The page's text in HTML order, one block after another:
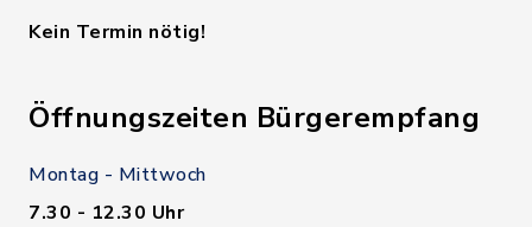
Kein Termin nötig!
Öffnungszeiten Bürgerempfang
Montag - Mittwoch
7.30 - 12.30 Uhr